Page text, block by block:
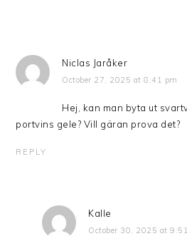
Niclas Jaråker
October 27, 2025 at 8:41 pm
Hej, kan man byta ut
portvins gele? Vill gäran prova det?
REPLY
Kalle
October 30, 2025 at